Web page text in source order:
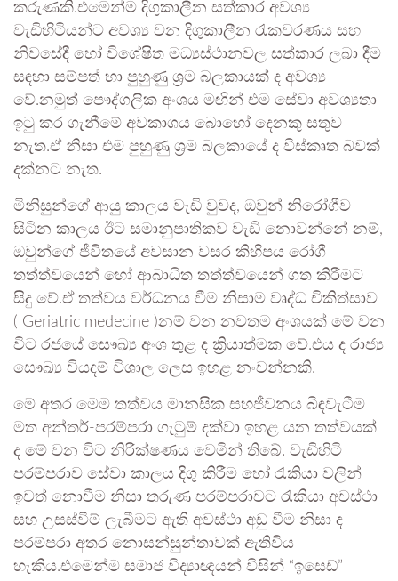
කරුණකි.එමෙන්ම දිගුකාලීන සත්කාර අවශ්‍ය
වැඩිහිටියන්ට අවශ්‍ය වන දිගුකාලීන රැකවරණය සහ
නිවසේදී හෝ විශේෂිත මධ්‍යස්ථානවල සත්කාර ලබා දීම
සඳහා සම්පත් හා පුහුණු ශ්‍රම බලකායක් ද අවශ්‍ය
වේ.නමුත් පෞද්ගලික අංශය මඟින් එම සේවා අවශ්‍යතා
ඉටු කර ගැනීමේ අවකාශය බොහෝ දෙනකු සතුව
නැත.ඒ නිසා එම පුහුණු ශ්‍රම බලකායේ ද විස්කෘත බවක්
දක්නට නැත.
මිනිසුන්ගේ ආයු කාලය වැඩි වුවද, ඔවුන් නිරෝගීව
සිටින කාලය ඊට සමානුපාතිකව වැඩි නොවන්නේ නම්,
ඔවුන්ගේ ජීවිතයේ අවසාන වසර කිහිපය රෝගී
තත්ත්වයෙන් හෝ ආබාධිත තත්ත්වයෙන් ගත කිරීමට
සිදු වේ.ඒ තත්වය වර්ධනය වීම නිසාම වෘද්ධ චිකිත්සාව
( Geriatric medecine )නම් වන නවතම අංශයක් මේ වන
විට රජයේ සෞඛ්‍ය අංශ තුළ ද ක්‍රියාත්මක වේ.එය ද රාජ්‍ය
සෞඛ්‍ය වියදම් විශාල ලෙස ඉහළ නංවන්නකි.
මේ අතර මෙම තත්වය මානසික සහජීවනය බිඳවැටීම
මත අන්තර්-පරම්පරා ගැටුම් දක්වා ඉහළ යන තත්වයක්
ද මේ වන විට නිරීක්ෂණය වෙමින් තිබේ. වැඩිහිටි
පරම්පරාව සේවා කාලය දිගු කිරීම හෝ රැකියා වලින්
ඉවත් නොවීම නිසා තරුණ පරම්පරාවට රැකියා අවස්ථා
සහ උසස්වීම් ලැබීමට ඇති අවස්ථා අඩු වීම නිසා ද
පරම්පරා අතර නොසන්සුන්තාවක් ඇතිවිය
හැකිය.එමෙන්ම සමාජ විද්‍යාඥයන් විසින් “ඉසෙඩ්”